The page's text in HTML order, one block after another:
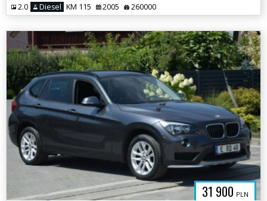
2.0 Diesel KM 115 2005 260000
31 900 PLN